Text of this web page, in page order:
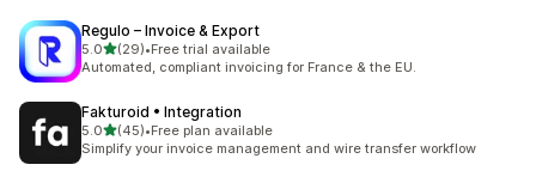
Regulo – Invoice & Export
5.0별 5개 중
(29)
총 리뷰 29개
•Free trial available
Automated, compliant invoicing for France & the EU.
Fakturoid • Integration
5.0별 5개 중
(45)
총 리뷰 45개
•Free plan available
Simplify your invoice management and wire transfer workflow